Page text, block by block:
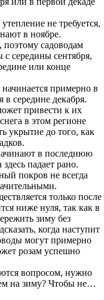
не требуется,
в ноябре.
садоводам
середины сентября,
или конце
примерно в
в середине декабря.
привести к их
в этом регионе
укрытие до того, как
в последнюю
падает рано.
покров не всегда
только после
ниже нуля, так как в
зиму без
когда наступит
могут примерно
розам успешно
вопросом, нужно
на зиму? Чтобы не…